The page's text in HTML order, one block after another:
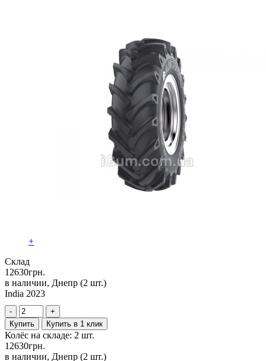
+
Склад
12630грн.
в наличии, Днепр (2 шт.)
India 2023
-
+
Купить
Купить в 1 клик
Колёс на складе: 2 шт.
12630грн.
в наличии, Днепр (2 шт.)